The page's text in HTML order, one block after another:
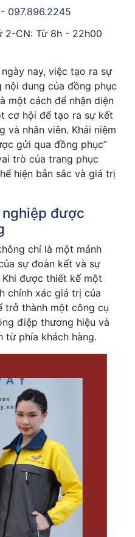
- 097.896.2245
2-CN: Từ 8h - 22h00
nay, việc tạo ra sự
dung của đồng phục
một cách để nhận diện
cơ hội để tạo ra sự kết
và nhân viên. Khái niệm
gửi qua đồng phục”
trò của trang phục
hiện bản sắc và giá trị
được
chỉ là một mảnh
sự đoàn kết và sự
được thiết kế một
chính xác giá trị của
trở thành một công cụ
điệp thương hiệu và
từ phía khách hàng.